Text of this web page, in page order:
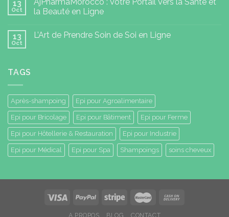
13
Oct
la Beauté en Ligne
13
Oct
L’Art de Prendre Soin de Soi en Ligne
TAGS
Après-shampoing Epi pour Agroalimentaire
Epi pour Bricolage Epi pour Bâtiment Epi pour Ferme
Epi pour Hôtellerie & Restauration Epi pour Industrie
Epi pour Médical Epi pour Spa Shampoings soins cheveux
A PROPOS BLOG CONTACT